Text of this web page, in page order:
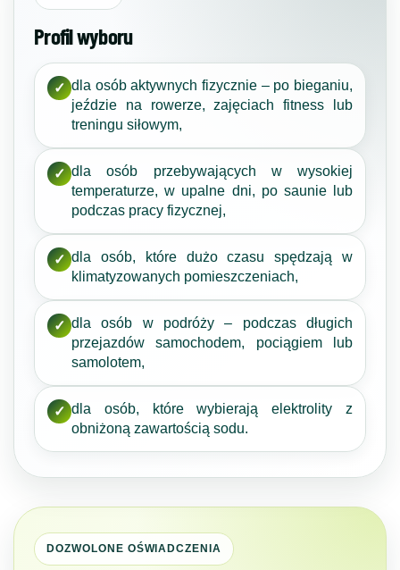
Profil wyboru
✓ dla osób aktywnych fizycznie – po bieganiu,
jeździe na rowerze, zajęciach fitness lub
treningu siłowym,
✓ dla osób przebywających w wysokiej
temperaturze, w upalne dni, po saunie lub
podczas pracy fizycznej,
✓ dla osób, które dużo czasu spędzają w
klimatyzowanych pomieszczeniach,
✓ dla osób w podróży – podczas długich
przejazdów samochodem, pociągiem lub
samolotem,
✓ dla osób, które wybierają elektrolity z
obniżoną zawartością sodu.
DOZWOLONE OŚWIADCZENIA